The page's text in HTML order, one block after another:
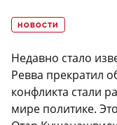
НОВОСТИ
Недавно стало
Ревва прекратил
конфликта стали
мире политике.